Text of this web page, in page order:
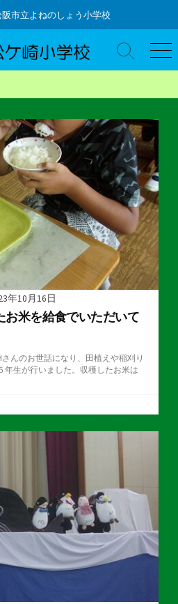
阪市立よねのしょう小学校
検
索
り
え
メ
ニ
ー
年10月16日
お米を給食でいただいて
んのお世話になり、田植えや稲刈り
年生が行いました。収穫したお米は